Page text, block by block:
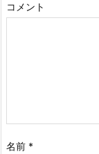
コメント
名前 *